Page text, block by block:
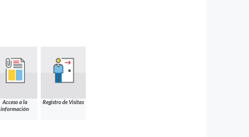
Acceso a la
información
Registro de Visitas